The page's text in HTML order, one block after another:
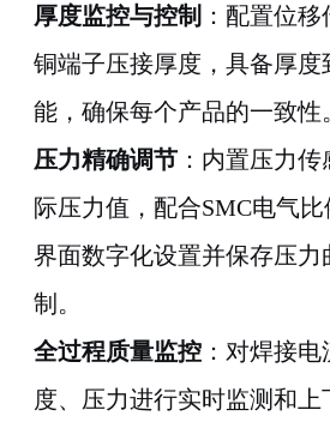
厚度监控与控制 ：配置位
铜端子压接厚度，具备厚度
能，确保每个产品的一致性
压力精确调节 ：内置压力
际压力值，配合SMC电气
界面数字化设置并保存压力
制。
全过程质量监控 ：对焊接
度、压力进行实时监测和